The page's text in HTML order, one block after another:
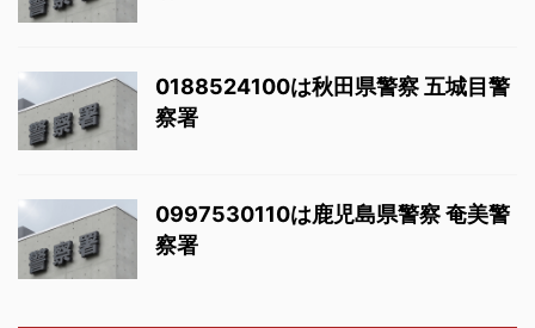
0188524100は秋田県警察 五城目警
察署
0997530110は鹿児島県警察 奄美警
察署